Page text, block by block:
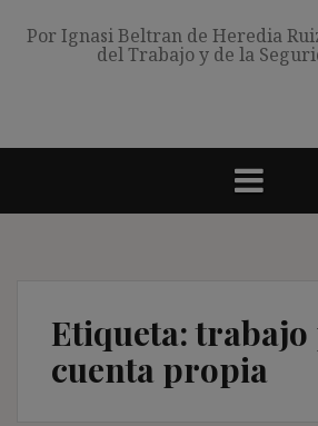
Por Ignasi Beltran de Heredia
del Trabajo y de la
Etiqueta:trabajo
cuenta propia